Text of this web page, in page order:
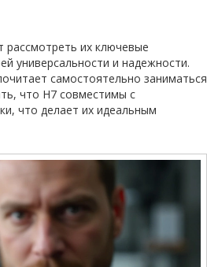
их ключевые
универсальности и надежности.
самостоятельно заниматься
что H7 совместимы с
что делает их идеальным